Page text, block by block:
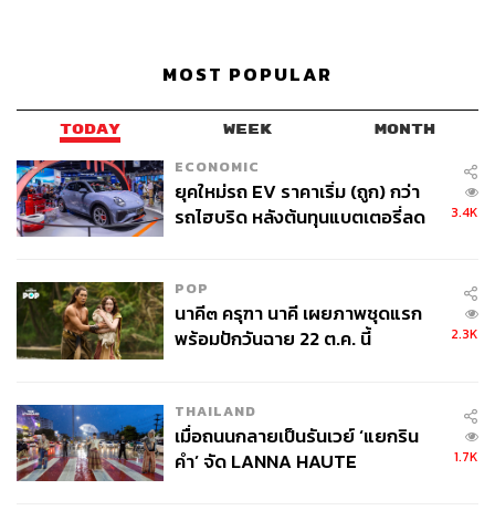
MOST POPULAR
TODAY WEEK MONTH
ECONOMIC
ยุคใหม่รถ EV ราคาเริ่ม (ถูก) กว่า
รถไฮบริด หลังต้นทุนแบตเตอรี่ลด
3.4K
POP
นาคี๓ ครุฑา นาคี เผยภาพชุดแรก
พร้อมปักวันฉาย 22 ต.ค. นี้
2.3K
THAILAND
เมื่อถนนกลายเป็นรันเวย์ ‘แยกริน
คำ’ จัด LANNA HAUTE
1.7K